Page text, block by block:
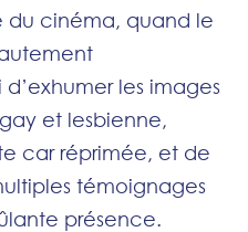
du cinéma, quand le
les images
et lesbienne,
car réprimée, et de
témoignages
présence.